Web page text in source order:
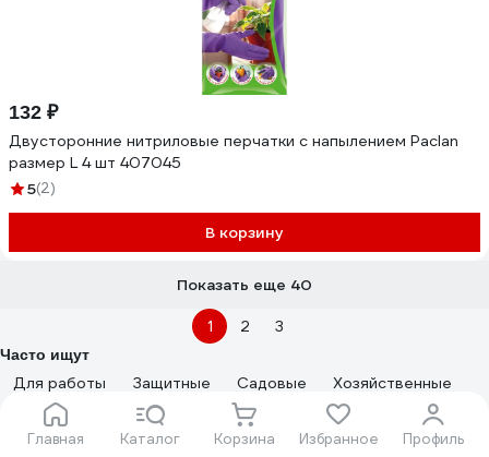
Главная Каталог Корзина Избранное Профиль
132 ₽
Двусторонние нитриловые перчатки с напылением Paclan
размер L 4 шт 407045
5(2)
В корзину
Показать еще 40
1 2 3
Часто ищут
Для работы Защитные Садовые
Хозяйственные
Для автосервиса
Маслобензостойкие
Химические Малярные